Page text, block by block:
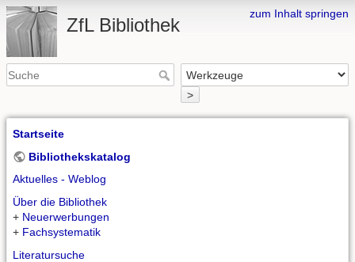
zum Inhalt springen
ZfL Bibliothek
>
Startseite
Bibliothekskatalog
Aktuelles - Weblog
Über die Bibliothek
+ Neuerwerbungen
+ Fachsystematik
Literatursuche